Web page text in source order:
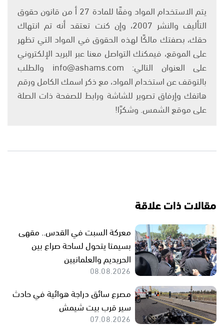
يتم الاستخدام المواد وفقًا للمادة 27 أ من قانون حقوق
التأليف والنشر 2007، وإن كنت تعتقد أنه تم انتهاك
حقك، بصفتك مالكًا لهذه الحقوق في المواد التي تظهر
على الموقع، فيمكنك التواصل معنا عبر البريد الإلكتروني
على العنوان التالي: info@ashams.com والطلب
بالتوقف عن استخدام المواد، مع ذكر اسمك الكامل ورقم
هاتفك وإرفاق تصوير للشاشة ورابط للصفحة ذات الصلة
على موقع الشمس. وشكرًا!
مقالات ذات علاقة
معركة السبت في القدس.. مقهى
بسيمتا يتحول لساحة صراع بين
الحريديم والعلمانيين
08.08.2026
مصرع سائق دراجة هوائية في حادث
سير قرب بيت شيمش
07.08.2026